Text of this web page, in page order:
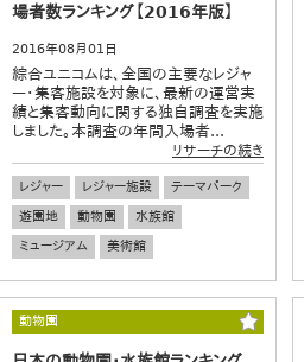
場者数ランキング【2016年版】
2016年08月01日
綜合ユニコムは、全国の主要なレジャ
ー・集客施設を対象に、最新の運営実
績と集客動向に関する独自調査を実施
しました。本調査の年間入場者...
リサーチの続き
レジャー レジャー施設
テーマパーク
遊園地
動物園
水族館
ミュージアム
美術館
動物園